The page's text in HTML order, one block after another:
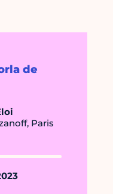
de
Paris